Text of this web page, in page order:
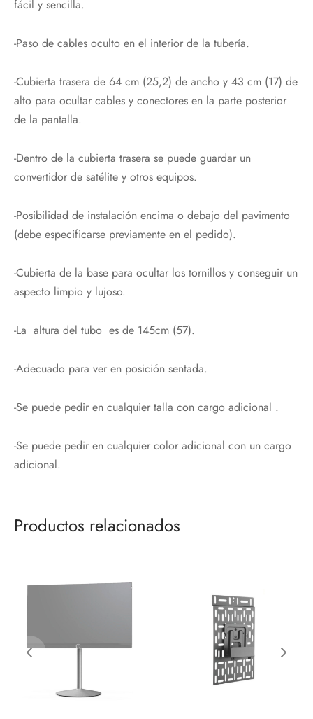
fácil y sencilla.
-Paso de cables oculto en el interior de la tubería.
-Cubierta trasera de 64 cm (25,2) de ancho y 43 cm (17) de
alto para ocultar cables y conectores en la parte posterior
de la pantalla.
-Dentro de la cubierta trasera se puede guardar un
convertidor de satélite y otros equipos.
-Posibilidad de instalación encima o debajo del pavimento
(debe especificarse previamente en el pedido).
-Cubierta de la base para ocultar los tornillos y conseguir un
aspecto limpio y lujoso.
-La altura del tubo es de 145cm (57).
-Adecuado para ver en posición sentada.
-Se puede pedir en cualquier talla con cargo adicional .
-Se puede pedir en cualquier color adicional con un cargo
adicional.
Productos relacionados